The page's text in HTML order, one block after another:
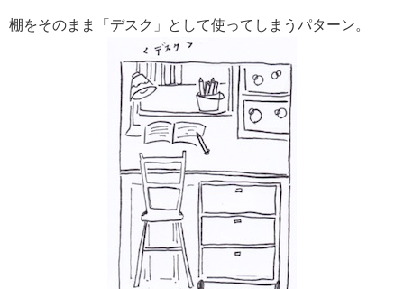
棚をそのまま「デスク」として使ってしまうパターン。